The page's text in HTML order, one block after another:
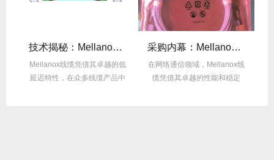
技术揭秘：Mellanox线缆低延迟背后的“信号优化”黑科技！
Mellanox线缆凭借其卓越的低
延迟特性，在众多线缆产品中
采购内幕：Mellanox线缆验真3步走，假货休想蒙混过关！
在网络通信领域，Mellanox线
缆凭借其卓越的性能和稳定